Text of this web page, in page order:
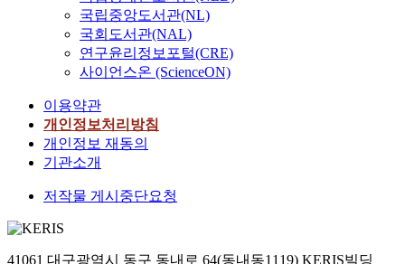
국립중앙도서관(NL)
국회도서관(NAL)
연구윤리정보포털(CRE)
사이언스온 (ScienceON)
이용약관
개인정보처리방침
개인정보 재동의
기관소개
저작물 게시중단요청
41061 대구광역시 동구 동내로 64(동내동1119) KERIS빌딩